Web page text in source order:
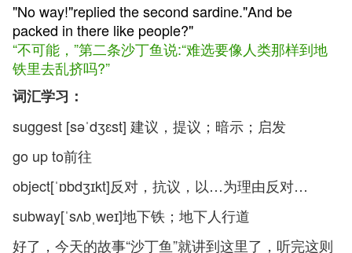
"No way!"replied the second sardine."And be
packed in there like people?"
“不可能，”第二条沙丁鱼说:“难选要像人类那样到地
铁里去乱挤吗?”
词汇学习：
suggest [səˈdʒɛst] 建议，提议；暗示；启发
go up to前往
object[ˈɒbdʒɪkt]反对，抗议，以…为理由反对…
subway[ˈsʌbˌweɪ]地下铁；地下人行道
好了，今天的故事“沙丁鱼”就讲到这里了，听完这则